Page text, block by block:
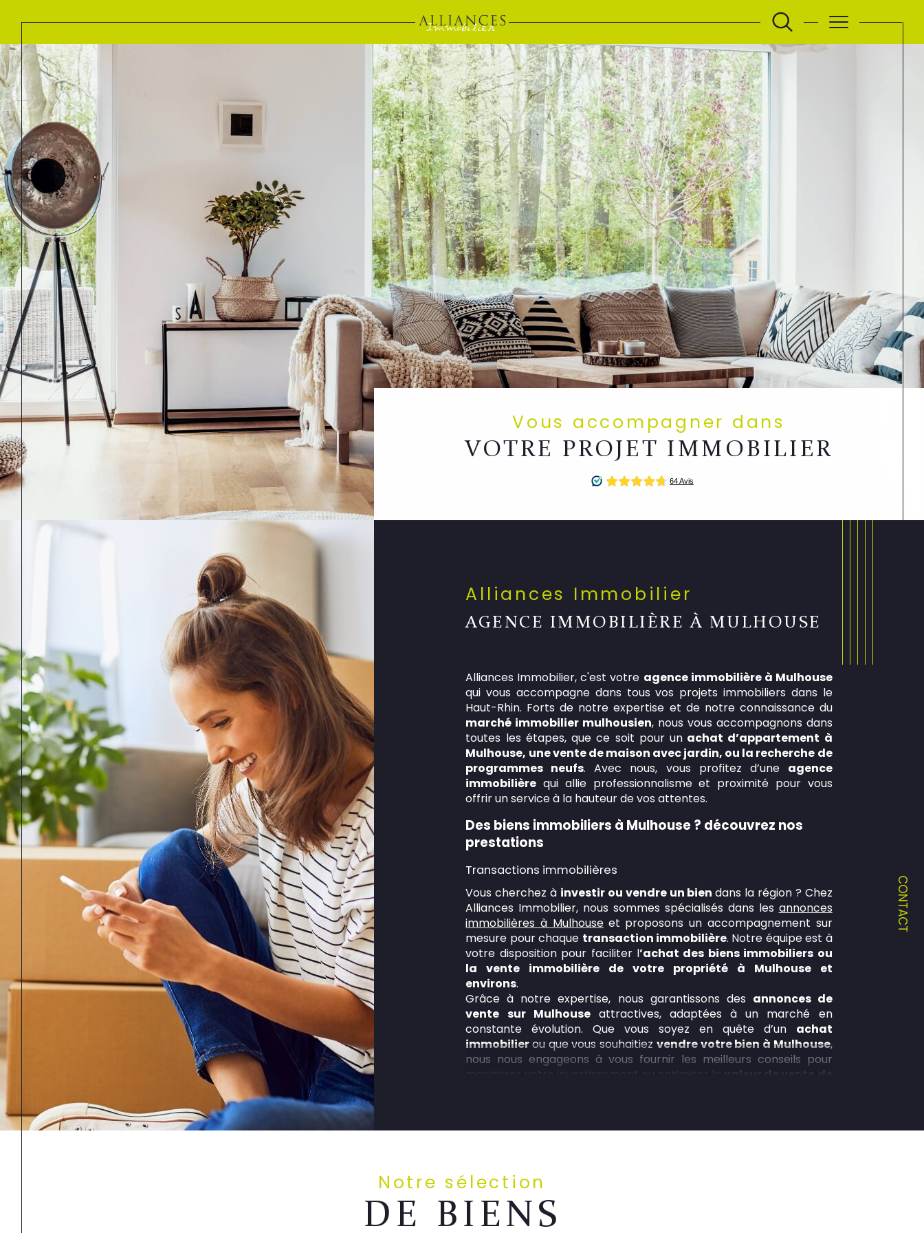
CONTACT
Vous accompagner dans
VOTRE PROJET IMMOBILIER
Alliances Immobilier
AGENCE IMMOBILIÈRE À MULHOUSE
Alliances Immobilier, c'est votre agence immobilière à Mulhouse
qui vous accompagne dans tous vos projets immobiliers dans le
Haut-Rhin. Forts de notre expertise et de notre connaissance du
marché immobilier mulhousien, nous vous accompagnons dans
toutes les étapes, que ce soit pour unachat d’appartement à
Mulhouse, une vente de maison avec jardin, ou la recherche de
programmes neufs. Avec nous, vous profitez d’une agence
immobilière qui allie professionnalisme et proximité pour vous
offrir un service à la hauteur de vos attentes.
Des biens immobiliers à Mulhouse ? découvrez nos
prestations
Transactions immobilières
Vous cherchez à investir ou vendre un biendans la région ? Chez
Alliances Immobilier, nous sommes spécialisés dans les annonces
immobilières à Mulhouse et proposons un accompagnement sur
mesure pour chaque transaction immobilière. Notre équipe est à
votre disposition pour faciliter l’achat des biens immobiliers ou
la vente immobilière de votre propriété à Mulhouse et
environs.
Grâce à notre expertise, nous garantissons des annonces de
vente sur Mulhouseattractives, adaptées à un marché en
constante évolution. Que vous soyez en quête d’un achat
immobilierou que vous souhaitiez vendre votre bien à Mulhouse,
nous nous engageons à vous fournir les meilleurs conseils pour
maximiser votre investissement ou optimiser la
valeur de vente de
Vous cherchez àlouer un appartement à Mulhouseou un autre
pour une location de maison, d’appartement, ou même de
dans votre recherche de location pour faire de votre projet de
location une réussite. Parcourez
Notre sélection
DE BIENS